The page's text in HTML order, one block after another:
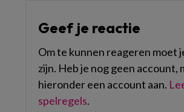
Geef je reactie
Om te kunnen reageren moet
zijn. Heb je nog geen account,
hieronder een account aan.
spelregels.